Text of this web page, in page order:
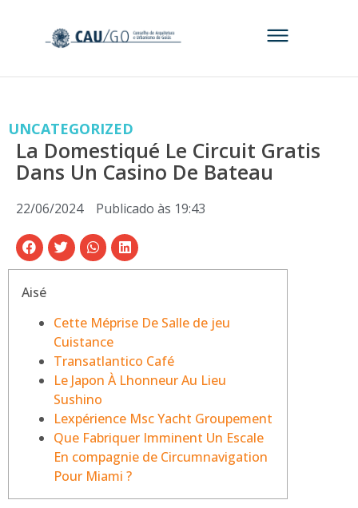
UNCATEGORIZED
La Domestiqué Le Circuit Gratis
Dans Un Casino De Bateau
22/06/2024 Publicado às 19:43
Aisé
Cette Méprise De Salle de jeu
Cuistance
Transatlantico Café
Le Japon À Lhonneur Au Lieu
Sushino
Lexpérience Msc Yacht Groupement
Que Fabriquer Imminent Un Escale
En compagnie de Circumnavigation
Pour Miami ?